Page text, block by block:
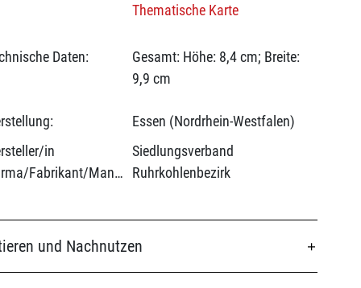
Thematische Karte
Daten:
Gesamt: Höhe: 8,4 cm; Breite:
9,9 cm
Essen (Nordrhein-Westfalen)
in
(Firma/Fabrikant/Manufaktur):
Siedlungsverband
Ruhrkohlenbezirk
und Nachnutzen